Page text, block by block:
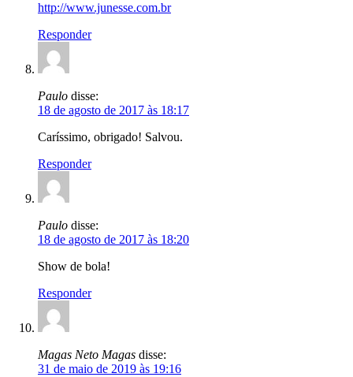
http://www.junesse.com.br
Responder
Paulo disse:
18 de agosto de 2017 às 18:17
Caríssimo, obrigado! Salvou.
Responder
Paulo disse:
18 de agosto de 2017 às 18:20
Show de bola!
Responder
Magas Neto Magas disse:
31 de maio de 2019 às 19:16